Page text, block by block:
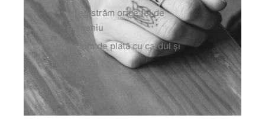
înregistrăm orice fel de
domeniu
sistem de plată cu cardul și